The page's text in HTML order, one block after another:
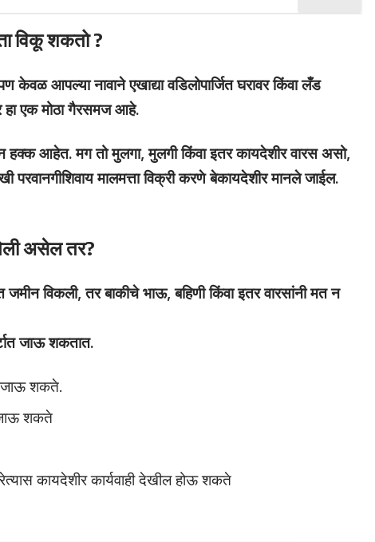
विकू शकतो ?
आपल्या नावाने एखाद्या वडिलोपार्जित घरावर किंवा लँड
हा एक मोठा गैरसमज आहे.
हक्क आहेत. मग तो मुलगा, मुलगी किंवा इतर कायदेशीर वारस असो,
मालमत्ता विक्री करणे बेकायदेशीर मानले जाईल.
असेल तर?
जमीन विकली, तर बाकीचे भाऊ, बहिणी किंवा इतर वारसांनी मत न
जाऊ शकतात.
जाऊ शकते.
जाऊ शकते
कायदेशीर कार्यवाही देखील होऊ शकते